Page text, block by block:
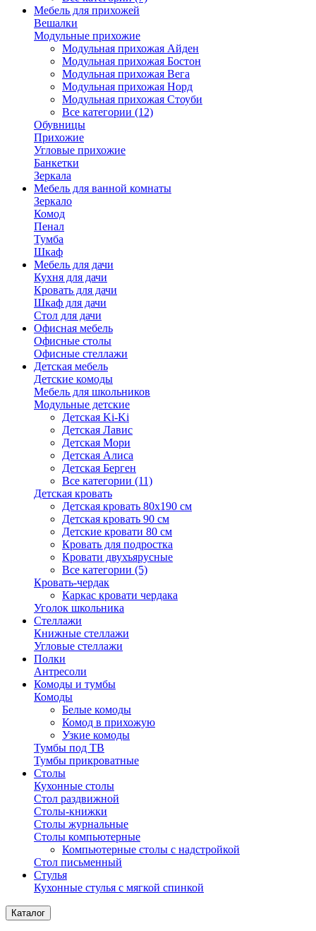
Мебель для прихожей
Вешалки
Модульные прихожие
Модульная прихожая Айден
Модульная прихожая Бостон
Модульная прихожая Вега
Модульная прихожая Норд
Модульная прихожая Стоуби
Все категории (12)
Обувницы
Прихожие
Угловые прихожие
Банкетки
Зеркала
Мебель для ванной комнаты
Зеркало
Комод
Пенал
Тумба
Шкаф
Мебель для дачи
Кухня для дачи
Кровать для дачи
Шкаф для дачи
Стол для дачи
Офисная мебель
Офисные столы
Офисные стеллажи
Детская мебель
Детские комоды
Мебель для школьников
Модульные детские
Детская Ki-Ki
Детская Лавис
Детская Мори
Детская Алиса
Детская Берген
Все категории (11)
Детская кровать
Детская кровать 80х190 см
Детская кровать 90 см
Детские кровати 80 см
Кровать для подростка
Кровати двухъярусные
Все категории (5)
Кровать-чердак
Каркас кровати чердака
Уголок школьника
Стеллажи
Книжные стеллажи
Угловые стеллажи
Полки
Антресоли
Комоды и тумбы
Комоды
Белые комоды
Комод в прихожую
Узкие комоды
Тумбы под ТВ
Тумбы прикроватные
Столы
Кухонные столы
Стол раздвижной
Столы-книжки
Столы журнальные
Столы компьютерные
Компьютерные столы с надстройкой
Стол письменный
Стулья
Кухонные стулья с мягкой спинкой
Каталог